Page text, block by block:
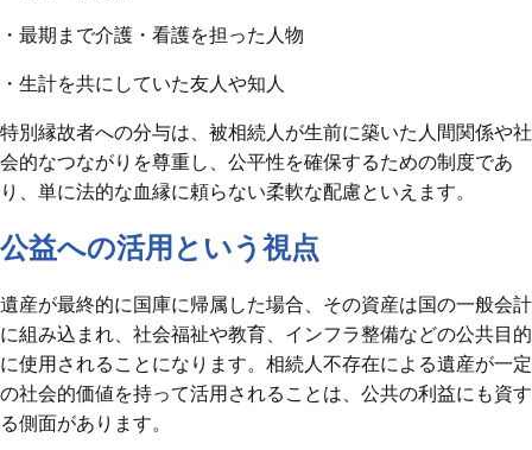
・最期まで介護・看護を担った人物
・生計を共にしていた友人や知人
特別縁故者への分与は、被相続人が生前に築いた人間関係や社
会的なつながりを尊重し、公平性を確保するための制度であ
り、単に法的な血縁に頼らない柔軟な配慮といえます。
公益への活用という視点
遺産が最終的に国庫に帰属した場合、その資産は国の一般会計
に組み込まれ、社会福祉や教育、インフラ整備などの公共目的
に使用されることになります。相続人不存在による遺産が一定
の社会的価値を持って活用されることは、公共の利益にも資す
る側面があります。